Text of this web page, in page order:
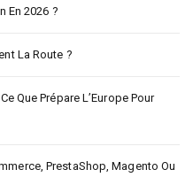
En 2026 ?
La Route ?
Que Prépare L’Europe Pour
PrestaShop, Magento Ou